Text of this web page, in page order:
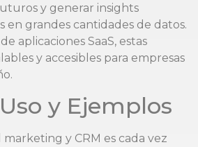
y generar insights
en grandes cantidades de datos.
aplicaciones SaaS, estas
y accesibles para empresas
y Ejemplos
marketing y CRM es cada vez